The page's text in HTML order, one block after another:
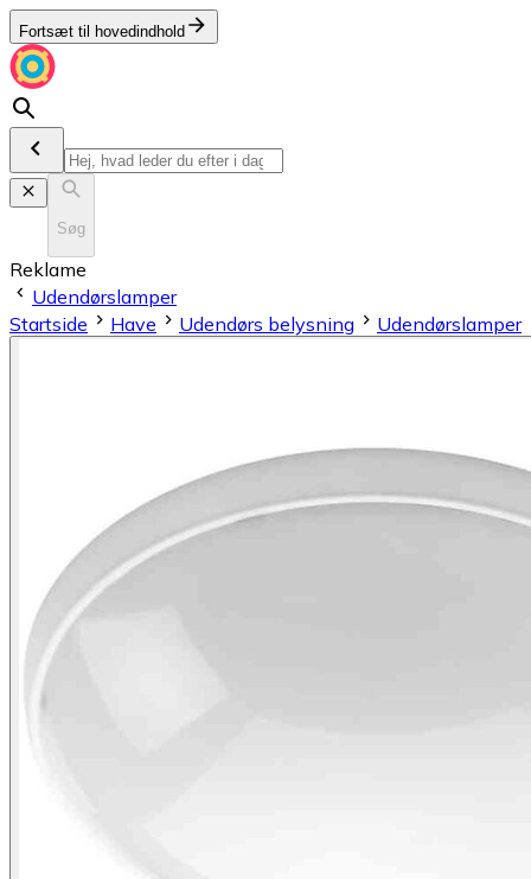
Fortsæt til hovedindhold
Søg
Reklame
Udendørslamper
Startside
Have Udendørs belysning Udendørslamper